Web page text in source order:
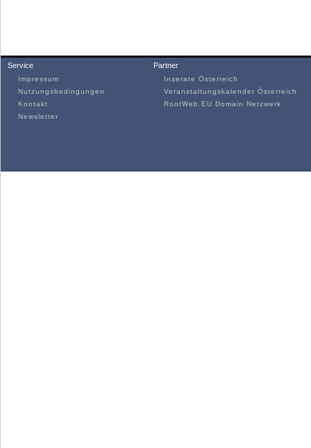
Service
Impressum
Nutzungsbedingungen
Kontakt
Newsletter
Partner
Inserate Österreich
Veranstaltungskalender Österreich
RootWeb.EU Domain Netzwerk